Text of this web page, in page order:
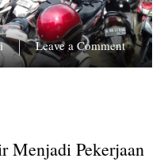
Leave a Commenton
Rumah
Menjadi Pekerjaan